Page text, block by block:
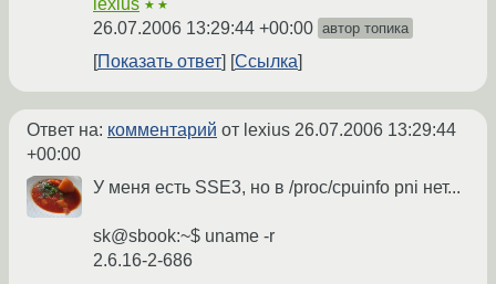
lexius ★★
26.07.2006 13:29:44 +00:00 автор топика
Показать ответ Ссылка
Ответ на: комментарий от lexius 26.07.2006 13:29:44
+00:00
У меня есть SSE3, но в /proc/cpuinfo pni нет...
sk@sbook:~$ uname -r
2.6.16-2-686